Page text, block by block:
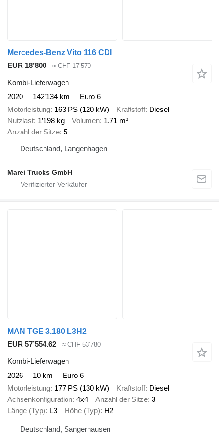
Mercedes-Benz Vito 116 CDI
EUR 18’800
≈ CHF 17’570
Kombi-Lieferwagen
2020
142’134 km
Euro 6
Motorleistung 163 PS (120 kW) Kraftstoff Diesel
Nutzlast 1’198 kg Volumen 1.71 m³
Anzahl der Sitze 5
Deutschland, Langenhagen
Marei Trucks GmbH
MAN TGE 3.180 L3H2
EUR 57’554.62
≈ CHF 53’780
Kombi-Lieferwagen
2026
10 km
Euro 6
Motorleistung 177 PS (130 kW) Kraftstoff Diesel
Achsenkonfiguration 4x4 Anzahl der Sitze 3
Länge (Typ) L3 Höhe (Typ) H2
Deutschland, Sangerhausen